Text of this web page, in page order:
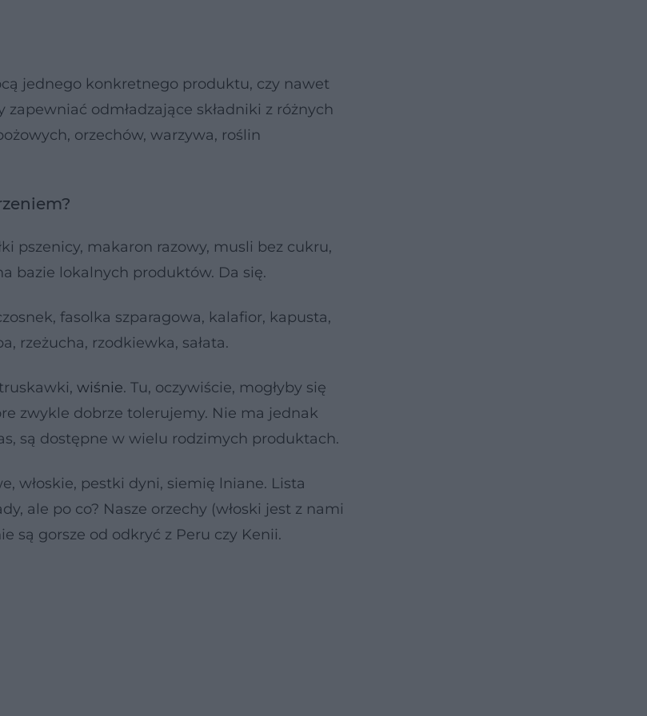
jednego konkretnego produktu, czy nawet
odmładzające składniki z różnych
orzechów, warzywa, roślin
pszenicy, makaron razowy, musli bez cukru,
bazie lokalnych produktów. Da się.
fasolka szparagowa, kalafior, kapusta,
rzeżucha, rzodkiewka, sałata.
wiśnie. Tu, oczywiście, mogłyby się
zwykle dobrze tolerujemy. Nie ma jednak
są dostępne w wielu rodzimych produktach.
włoskie, pestki dyni, siemię lniane. Lista
ale po co? Nasze orzechy (włoski jest z nami
są gorsze od odkryć z Peru czy Kenii.